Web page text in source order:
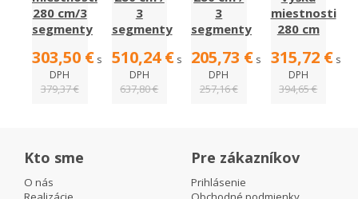
280 cm/3
segmenty
303,50 € s
DPH
379,37 €
3
segmenty
510,24 € s
DPH
637,80 €
3
segmenty
205,73 € s
DPH
257,16 €
miestnosti
280 cm
315,72 € s
DPH
394,65 €
Kto sme
O nás
Pre zákazníkov
Prihlásenie